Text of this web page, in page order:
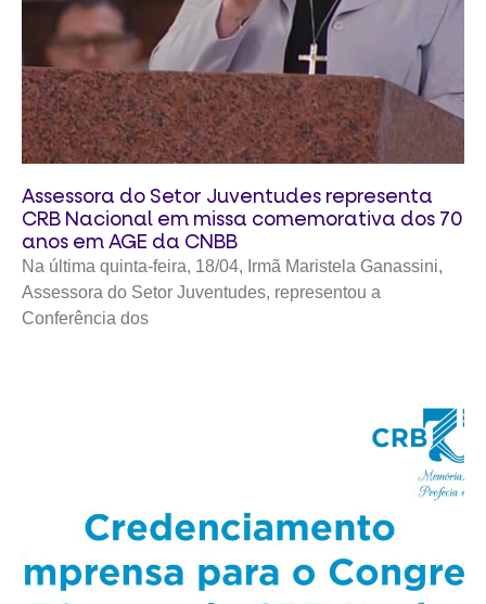
Assessora do Setor Juventudes representa
CRB Nacional em missa comemorativa dos 70
anos em AGE da CNBB
Na última quinta-feira, 18/04, Irmã Maristela Ganassini,
Assessora do Setor Juventudes, representou a
Conferência dos